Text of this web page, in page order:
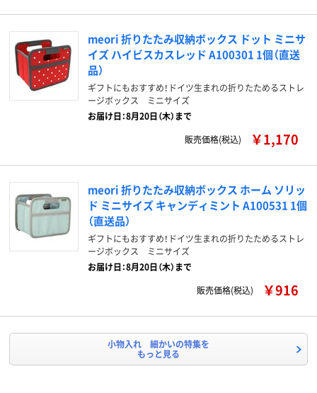
meori 折りたたみ収納ボックス ドット ミニサ
イズ ハイビスカスレッド A100301 1個（直送
品）
ギフトにもおすすめ！ドイツ生まれの折りたためるストレ
ージボックス ミニサイズ
お届け日：8月20日（木）まで
販売価格(税込)
￥1,170
meori 折りたたみ収納ボックス ホーム ソリッ
ド ミニサイズ キャンディミント A100531 1個
（直送品）
ギフトにもおすすめ！ドイツ生まれの折りたためるストレ
ージボックス ミニサイズ
お届け日：8月20日（木）まで
販売価格(税込)
￥916
小物入れ 細かいの特集を
もっと見る